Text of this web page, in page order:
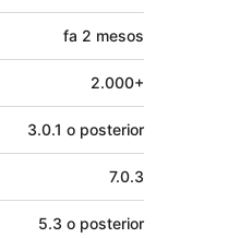
fa 2 mesos
2.000+
3.0.1 o posterior
7.0.3
5.3 o posterior